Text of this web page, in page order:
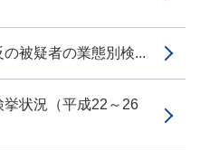
被疑者の業態別検...
状況（平成22～26